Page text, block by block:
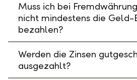
Muss ich bei
nicht mindestens die Geld-
bezahlen?
Werden die Zinsen
ausgezahlt?